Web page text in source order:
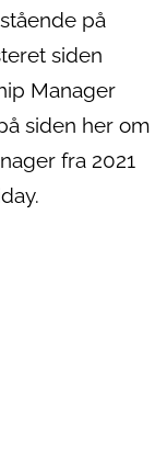
på
siden
Manager
siden her om
fra 2021